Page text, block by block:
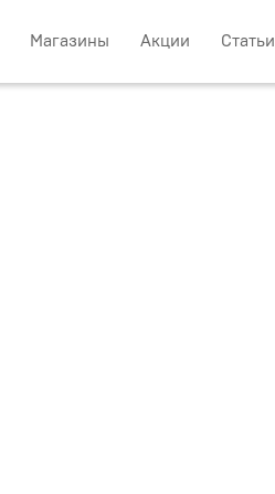
Магазины Акции Статьи